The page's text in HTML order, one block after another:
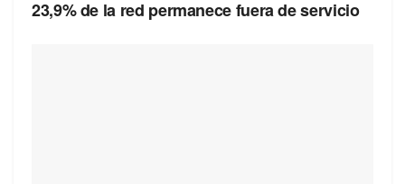
23,9% de la red permanece fuera de servicio